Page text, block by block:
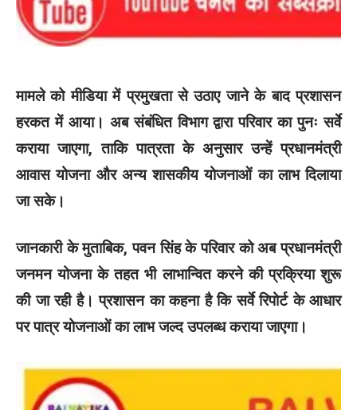
मामले को मीडिया में प्रमुखता से उठाए जाने के बाद प्रशासन
हरकत में आया। अब संबंधित विभाग द्वारा परिवार का पुनः सर्वे
कराया जाएगा, ताकि पात्रता के अनुसार उन्हें प्रधानमंत्री
आवास योजना और अन्य शासकीय योजनाओं का लाभ दिलाया
जा सके।
जानकारी के मुताबिक, पवन सिंह के परिवार को अब प्रधानमंत्री
जनमन योजना के तहत भी लाभान्वित करने की प्रक्रिया शुरू
की जा रही है। प्रशासन का कहना है कि सर्वे रिपोर्ट के आधार
पर पात्र योजनाओं का लाभ जल्द उपलब्ध कराया जाएगा।